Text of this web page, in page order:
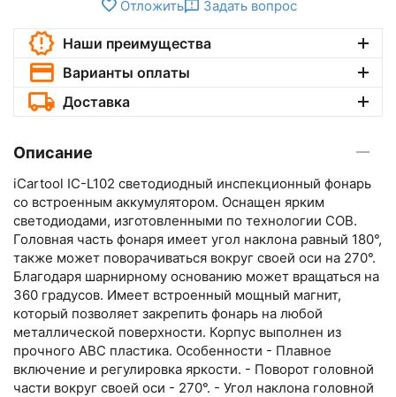
Отложить Задать вопрос
Наши преимущества
Варианты оплаты
Доставка
Описание
iCartool IC-L102 светодиодный инспекционный фонарь
со встроенным аккумулятором. Оснащен ярким
светодиодами, изготовленными по технологии COB.
Головная часть фонаря имеет угол наклона равный 180°,
также может поворачиваться вокруг своей оси на 270°.
Благодаря шарнирному основанию может вращаться на
360 градусов. Имеет встроенный мощный магнит,
который позволяет закрепить фонарь на любой
металлической поверхности. Корпус выполнен из
прочного АВС пластика. Особенности - Плавное
включение и регулировка яркости. - Поворот головной
части вокруг своей оси - 270°. - Угол наклона головной